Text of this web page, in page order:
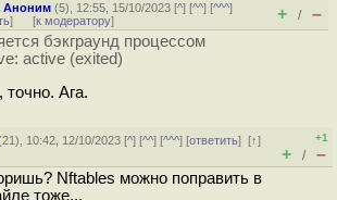
,Аноним (5), 12:55, 15/10/2023 [^] [^^] [^^^]
] [к модератору] + / –
бэкграунд процессом
active (exited)
точно. Ага.
21), 10:42, 12/10/2023 [^] [^^] [^^^] [ответить][↑]
+1
+ / –
Nftables можно поправить в
тоже...